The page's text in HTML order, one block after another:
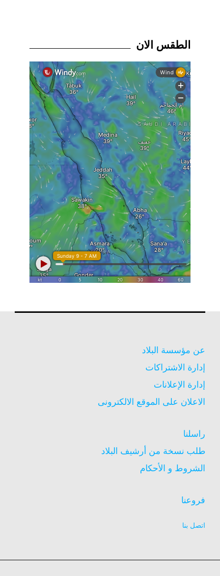
الطقس الان
عن مؤسسة البلاد
إدارة الاشتراكات
إدارة الإعلانات
الاعلان على الموقع الالكترونى
راسلنا
طلب نسخة من أرشيف البلاد
الشروط و الأحكام
فروعنا
اتصل بنا